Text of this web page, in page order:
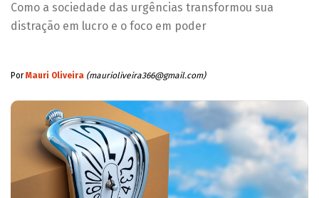
Como a sociedade das urgências transformou sua
distração em lucro e o foco em poder
PorMauri Oliveira (maurioliveira366@gmail.com)